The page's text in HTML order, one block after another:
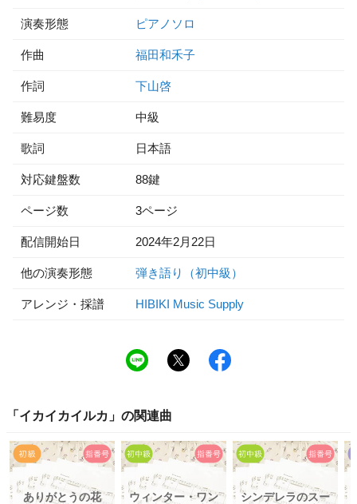
演奏形態 ピアノソロ
作曲 福田和禾子
作詞 下山啓
難易度 中級
歌詞 日本語
対応鍵盤数 88鍵
ページ数 3ページ
配信開始日 2024年2月22日
他の演奏形態 弾き語り（初中級）
アレンジ・採譜 HIBIKI Music Supply
「 イカイカイルカ 」の関連曲
ありがとうの花
ウィンター・ワン
シンデレラのスー